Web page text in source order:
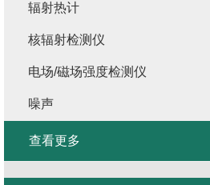
辐射热计
核辐射检测仪
电场/磁场强度检测仪
噪声
查看更多